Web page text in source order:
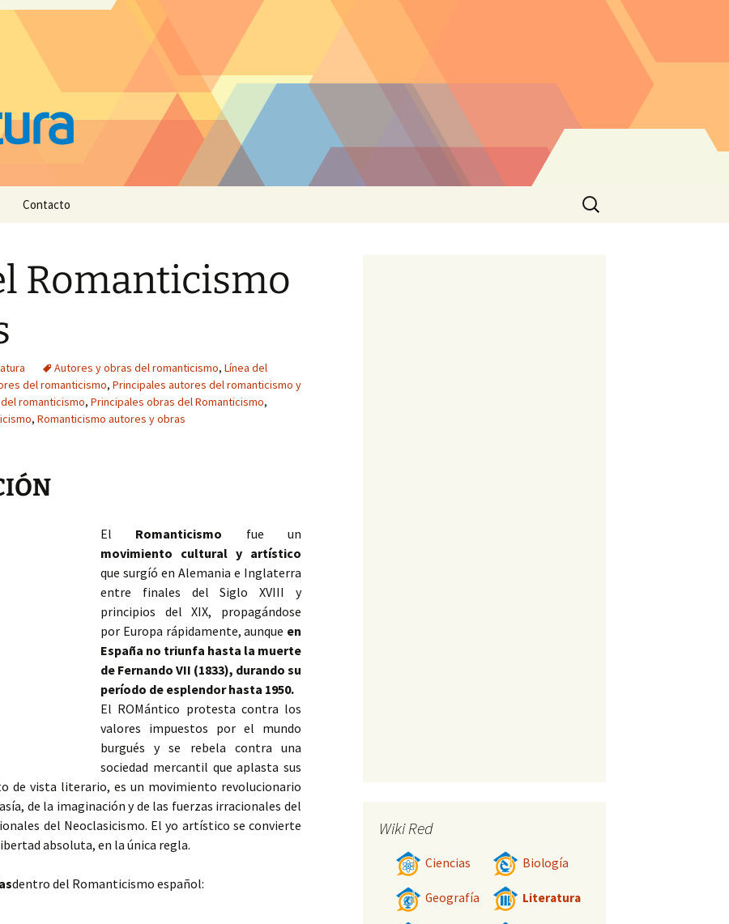
Contacto
Buscar:
Romanticismo
Autores y obras del romanticismo, Línea del
del romanticismo, Principales autores del romanticismo y
romanticismo, Principales obras del Romanticismo,
, Romanticismo autores y obras
El Romanticismo fue un
movimiento cultural y artístico
que surgíó en Alemania e Inglaterra
entre finales del Siglo XVIII y
principios del XIX, propagándose
por Europa rápidamente, aunque en
España no triunfa hasta la muerte
de Fernando VII (1833), durando su
período de esplendor hasta 1950.
El ROMántico protesta contra los
valores impuestos por el mundo
burgués y se rebela contra una
sociedad mercantil que aplasta sus
de vista literario, es un movimiento revolucionario
de la imaginación y de las fuerzas irracionales del
del Neoclasicismo. El yo artístico se convierte
absoluta, en la única regla.
dentro del Romanticismo español:
Wiki Red
Ciencias Biología
Geografía Literatura